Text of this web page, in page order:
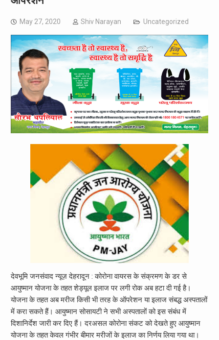
May 27, 2020 Shiv Narayan Uncategorized
देवभूमि जनसंवाद न्यूज़ देहरादून : कोरोना वायरस के संक्रमण के डर से
आयुष्मान योजना के तहत शेड्यूल इलाज पर लगी रोक अब हटा दी गई है।
योजना के तहत अब मरीज किसी भी तरह के ऑपरेशन या इलाज संबद्ध अस्पतालों
में करा सकते हैं। आयुष्मान सोसायटी ने सभी अस्पतालों को इस संबंध में
दिशानिर्देश जारी कर दिए हैं। दरअसल कोरोना संकट को देखते हुए आयुष्मान
योजना के तहत केवल गंभीर बीमार मरीजों के इलाज का निर्णय लिया गया था।